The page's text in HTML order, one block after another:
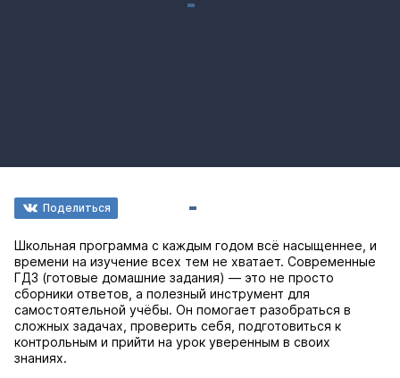
Поделиться
Школьная программа с каждым годом всё насыщеннее, и
времени на изучение всех тем не хватает. Современные
ГДЗ (готовые домашние задания) — это не просто
сборники ответов, а полезный инструмент для
самостоятельной учёбы. Он помогает разобраться в
сложных задачах, проверить себя, подготовиться к
контрольным и прийти на урок уверенным в своих
знаниях.